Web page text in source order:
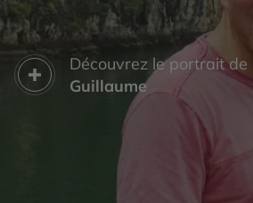
Découvrez le portrait de
Guillaume